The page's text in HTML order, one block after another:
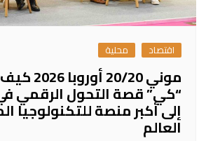
اقتصاد محلية
موني 20/20
“كي” قصة التحول الرقمي
إلى أكبر منصة للتكنولوجيا
العالم